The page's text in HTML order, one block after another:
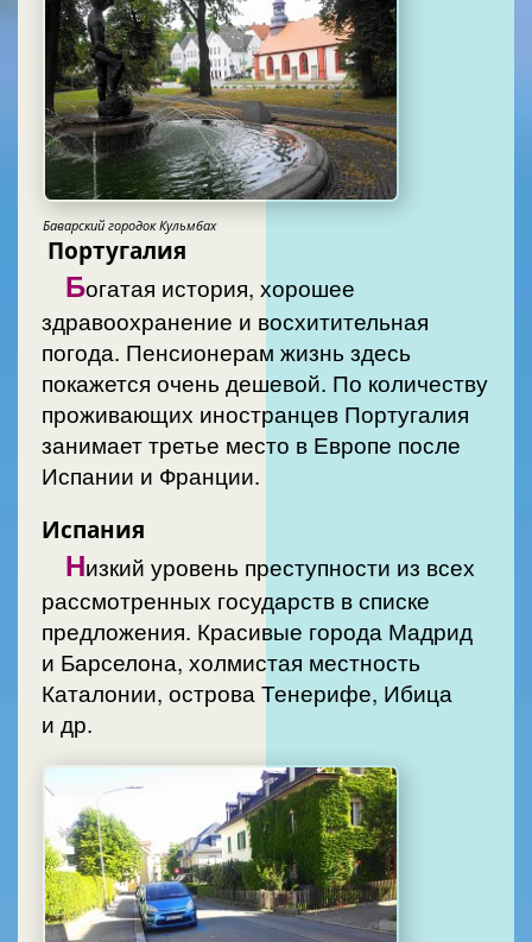
Баварский городок Кульмбах
Португалия
Богатая история, хорошее
здравоохранение и восхитительная
погода. Пенсионерам жизнь здесь
покажется очень дешевой. По количеству
проживающих иностранцев Португалия
занимает третье место в Европе после
Испании и Франции.
Испания
Низкий уровень преступности из всех
рассмотренных государств в списке
предложения. Красивые города Мадрид
и Барселона, холмистая местность
Каталонии, острова Тенерифе, Ибица
и др.